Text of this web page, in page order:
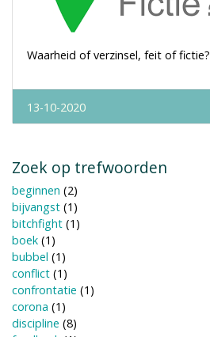
Waarheid of verzinsel, feit of fictie?
13-10-2020
Zoek op trefwoorden
beginnen (2)
bijvangst (1)
bitchfight (1)
boek (1)
bubbel (1)
conflict (1)
confrontatie (1)
corona (1)
discipline (8)